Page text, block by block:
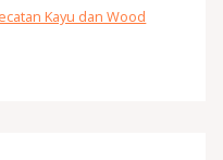
Kayu dan Wood